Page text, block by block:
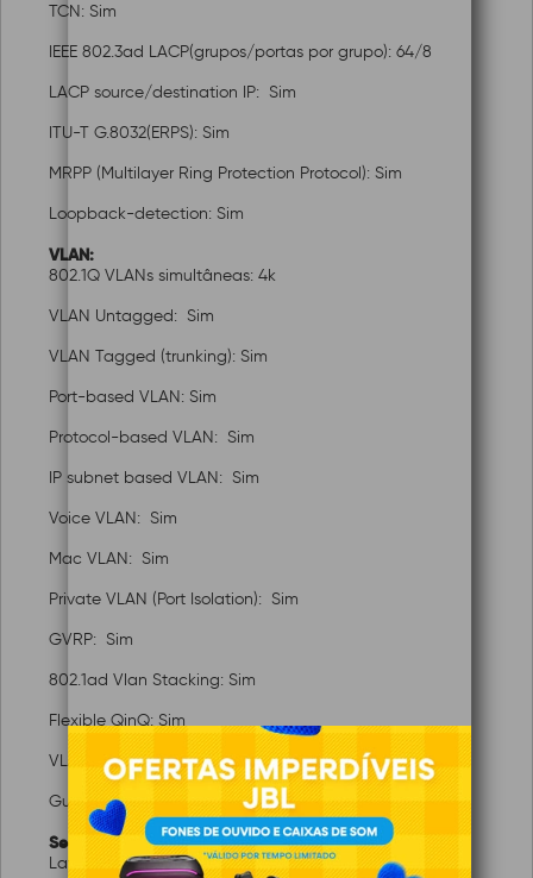
TCN: Sim
IEEE 802.3ad LACP(grupos/portas por grupo): 64/8
LACP source/destination IP: Sim
ITU-T G.8032(ERPS): Sim
MRPP (Multilayer Ring Protection Protocol): Sim
Loopback-detection: Sim
VLAN:
802.1Q VLANs simultâneas: 4k
VLAN Untagged: Sim
VLAN Tagged (trunking): Sim
Port-based VLAN: Sim
Protocol-based VLAN: Sim
IP subnet based VLAN: Sim
Voice VLAN: Sim
Mac VLAN: Sim
Private VLAN (Port Isolation): Sim
GVRP: Sim
802.1ad Vlan Stacking: Sim
Flexible QinQ: Sim
VLAN translation: Sim
Guest VLAN: Sim
Segurança:
Layer 2 MAC filtering: Sim